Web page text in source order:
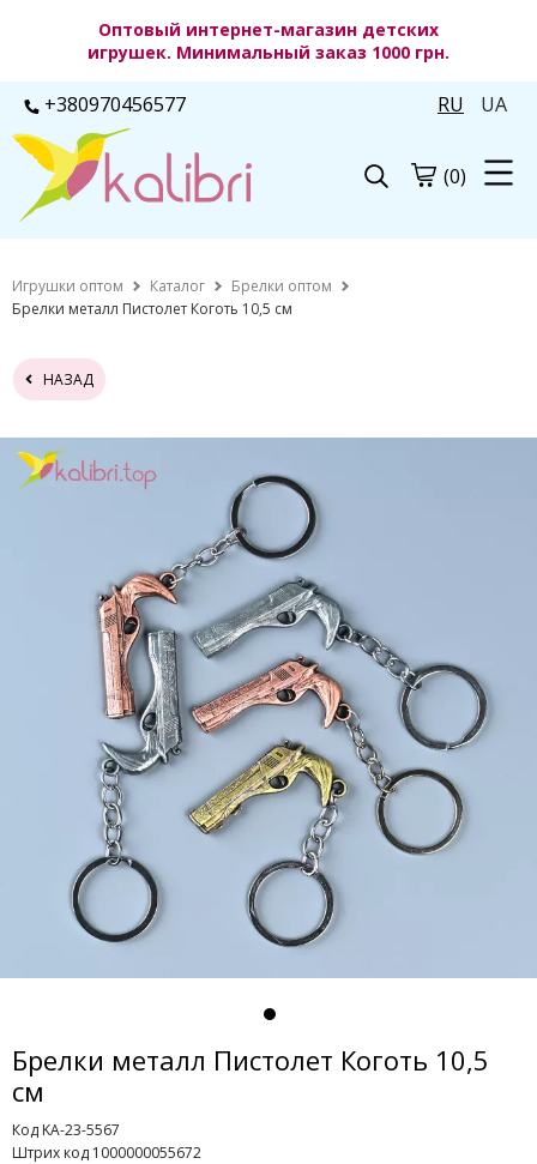
Оптовый интернет-магазин детских
игрушек. Минимальный заказ 1000 грн.
+380970456577 RU UA
(0)
Игрушки оптом Каталог
Брелки оптом
Брелки металл Пистолет Коготь 10,5 см
НАЗАД
Брелки металл Пистолет Коготь 10,5
см
Код KA-23-5567
Штрих код 1000000055672